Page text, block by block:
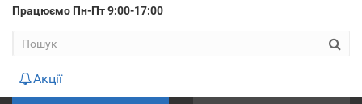
Працюємо Пн-Пт 9:00-17:00
Акції